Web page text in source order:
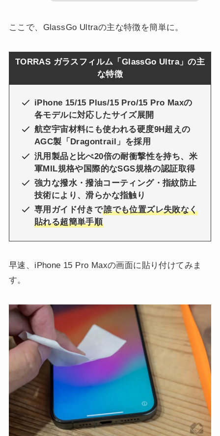
ここで、GlassGo Ultraの主な特徴を簡単に。
TORRAS ガラスフィルム「GlassGo Ultra」の主
な特徴
iPhone 15/15 Plus/15 Pro/15 Pro Maxの
各モデルに対応したサイズ展開
航空宇宙材料にも使われる硬度9H超えの
AGC製「Dragontrail」を採用
汎用製品と比べ20倍の耐衝撃性を持ち、米
軍MIL規格や国際的なSGS規格の認証取得
強力な撥水・撥油コーティング・指紋防止
技術により、滑らかな指触り
専用ガイド付きで誰でも位置ズレ失敗なく
貼れる超簡単手順
早速、iPhone 15 Pro Maxの画面に貼り付けてみま
す。